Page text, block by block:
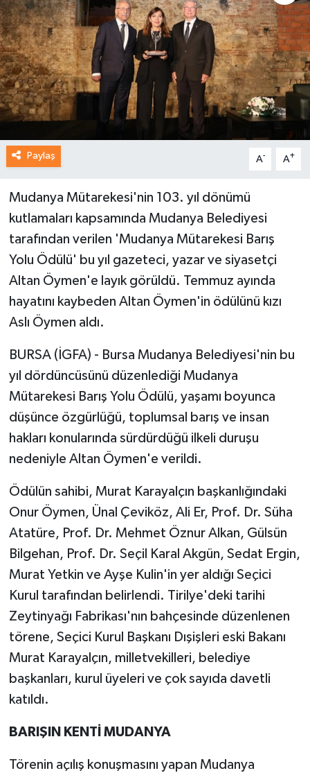
Paylaş A- A+
Mudanya Mütarekesi'nin 103. yıl dönümü
kutlamaları kapsamında Mudanya Belediyesi
tarafından verilen 'Mudanya Mütarekesi Barış
Yolu Ödülü' bu yıl gazeteci, yazar ve siyasetçi
Altan Öymen'e layık görüldü. Temmuz ayında
hayatını kaybeden Altan Öymen'in ödülünü kızı
Aslı Öymen aldı.
BURSA (İGFA) - Bursa Mudanya Belediyesi'nin bu
yıl dördüncüsünü düzenlediği Mudanya
Mütarekesi Barış Yolu Ödülü, yaşamı boyunca
düşünce özgürlüğü, toplumsal barış ve insan
hakları konularında sürdürdüğü ilkeli duruşu
nedeniyle Altan Öymen'e verildi.
Ödülün sahibi, Murat Karayalçın başkanlığındaki
Onur Öymen, Ünal Çeviköz, Ali Er, Prof. Dr. Süha
Atatüre, Prof. Dr. Mehmet Öznur Alkan, Gülsün
Bilgehan, Prof. Dr. Seçil Karal Akgün, Sedat Ergin,
Murat Yetkin ve Ayşe Kulin'in yer aldığı Seçici
Kurul tarafından belirlendi. Tirilye'deki tarihi
Zeytinyağı Fabrikası'nın bahçesinde düzenlenen
törene, Seçici Kurul Başkanı Dışişleri eski Bakanı
Murat Karayalçın, milletvekilleri, belediye
başkanları, kurul üyeleri ve çok sayıda davetli
katıldı.
BARIŞIN KENTİ MUDANYA
Törenin açılış konuşmasını yapan Mudanya